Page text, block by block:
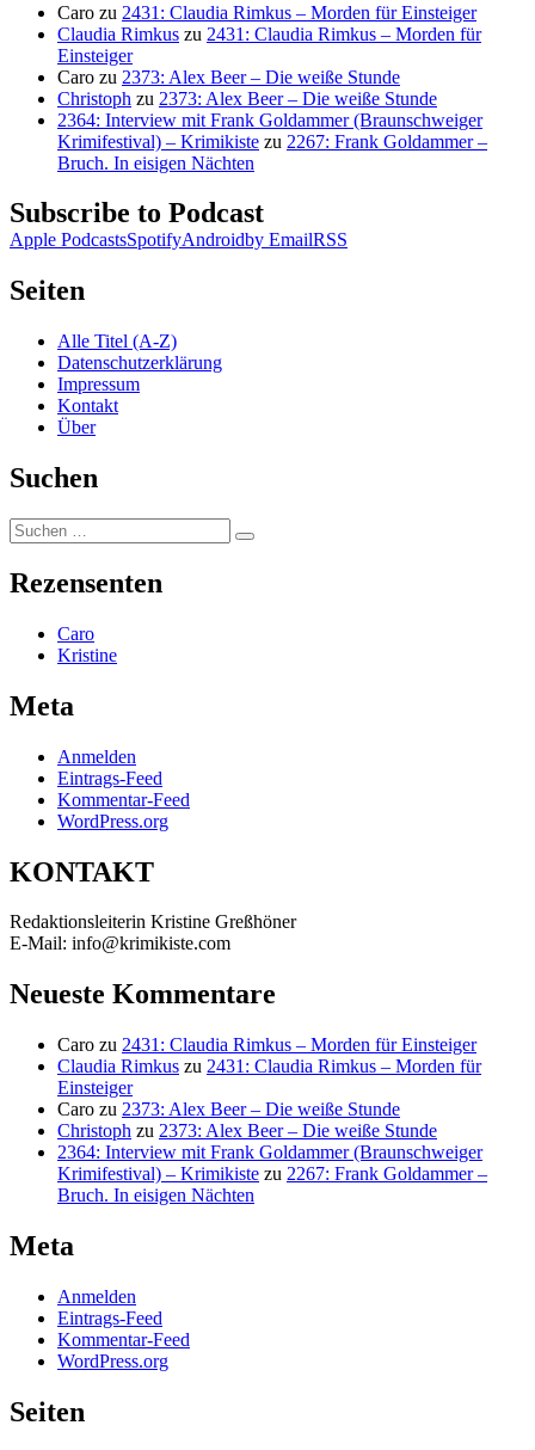
Caro zu 2431: Claudia Rimkus – Morden für Einsteiger
Claudia Rimkus zu 2431: Claudia Rimkus – Morden für
Einsteiger
Caro zu 2373: Alex Beer – Die weiße Stunde
Christoph zu 2373: Alex Beer – Die weiße Stunde
2364: Interview mit Frank Goldammer (Braunschweiger
Krimifestival) – Krimikiste zu 2267: Frank Goldammer –
Bruch. In eisigen Nächten
Subscribe to Podcast
Apple PodcastsSpotifyAndroidby EmailRSS
Seiten
Alle Titel (A-Z)
Datenschutzerklärung
Impressum
Kontakt
Über
Suchen
Suchen
nach:
Suchen
Rezensenten
Caro
Kristine
Meta
Anmelden
Eintrags-Feed
Kommentar-Feed
WordPress.org
KONTAKT
Redaktionsleiterin Kristine Greßhöner
E-Mail: info@krimikiste.com
Neueste Kommentare
Caro zu 2431: Claudia Rimkus – Morden für Einsteiger
Claudia Rimkus zu 2431: Claudia Rimkus – Morden für
Einsteiger
Caro zu 2373: Alex Beer – Die weiße Stunde
Christoph zu 2373: Alex Beer – Die weiße Stunde
2364: Interview mit Frank Goldammer (Braunschweiger
Krimifestival) – Krimikiste zu 2267: Frank Goldammer –
Bruch. In eisigen Nächten
Meta
Anmelden
Eintrags-Feed
Kommentar-Feed
WordPress.org
Seiten